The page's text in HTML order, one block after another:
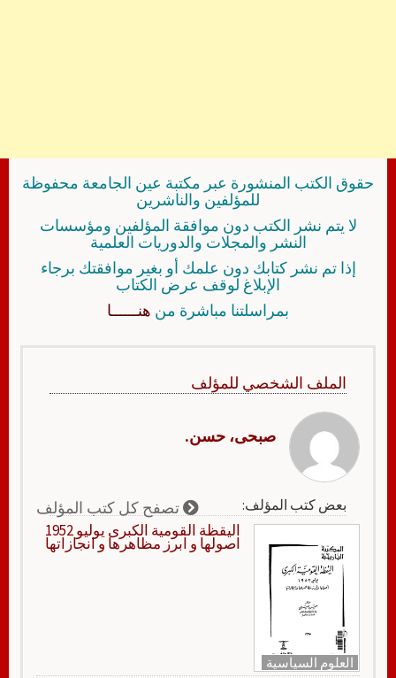
حقوق الكتب المنشورة عبر مكتبة عين الجامعة محفوظة
للمؤلفين والناشرين
لا يتم نشر الكتب دون موافقة المؤلفين ومؤسسات
النشر والمجلات والدوريات العلمية
إذا تم نشر كتابك دون علمك أو بغير موافقتك برجاء
الإبلاغ لوقف عرض الكتاب
بمراسلتنا مباشرة من هنــــــا
الملف الشخصي للمؤلف
صبحى، حسن.
بعض كتب المؤلف: تصفح كل كتب المؤلف
العلوم السياسية
اليقظة القومية الكبرى يوليو 1952
اصولها و ابرز مظاهرها و انجازاتها